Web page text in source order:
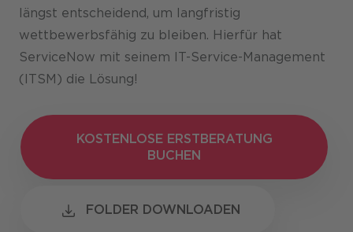
längst entscheidend, um langfristig
wettbewerbsfähig zu bleiben. Hierfür hat
ServiceNow mit seinem IT-Service-Management
(ITSM) die Lösung!
KOSTENLOSE ERSTBERATUNG
BUCHEN
KOSTENLOSE ERSTBERATUNG
BUCHEN
FOLDER DOWNLOADEN
FOLDER DOWNLOADEN